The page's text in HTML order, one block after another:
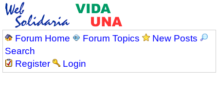
Forum Home Forum Topics
New Posts
Search
Register
Login